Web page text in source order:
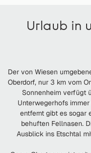
Urlaub in
Der von Wiesen
Oberdorf, nur 3 km vom
Sonnenheim verfügt
Unterwegerhofs
entfernt gibt es sogar
behuften Fellnasen.
Ausblick ins Etschtal